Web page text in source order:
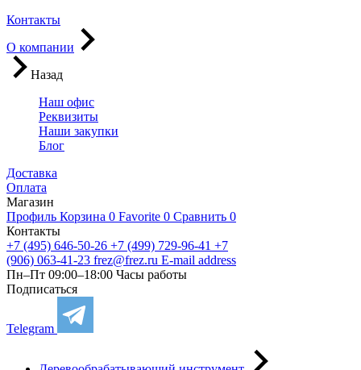
Контакты
О компании
Назад
Наш офис
Реквизиты
Наши закупки
Блог
Доставка
Оплата
Магазин
Профиль Корзина 0 Favorite 0 Сравнить 0
Контакты
+7 (495) 646-50-26 +7 (499) 729-96-41 +7
(906) 063-41-23 frez@frez.ru E-mail address
Пн–Пт 09:00–18:00 Часы работы
Подписаться
Telegram